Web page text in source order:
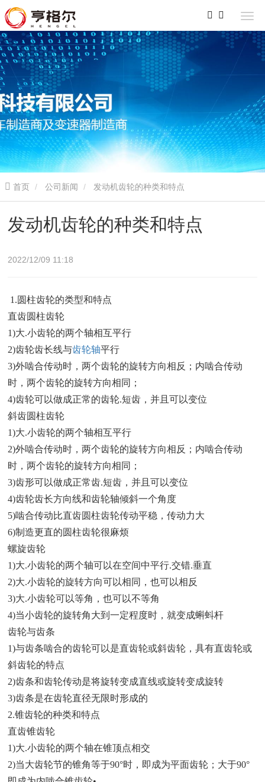
首页 公司新闻 发动机齿轮的种类和特点
发动机齿轮的种类和特点
2022/12/09 11:18
1.圆柱齿轮的类型和特点
直齿圆柱齿轮
1)大.小齿轮的两个轴相互平行
2)齿轮齿长线与齿轮轴平行
3)外啮合传动时，两个齿轮的旋转方向相反；内啮合传动
时，两个齿轮的旋转方向相同；
4)齿轮可以做成正常的齿轮.短齿，并且可以变位
斜齿圆柱齿轮
1)大.小齿轮的两个轴相互平行
2)外啮合传动时，两个齿轮的旋转方向相反；内啮合传动
时，两个齿轮的旋转方向相同；
3)齿形可以做成正常齿.短齿，并且可以变位
4)齿轮齿长方向线和齿轮轴倾斜一个角度
5)啮合传动比直齿圆柱齿轮传动平稳，传动力大
6)制造更直的圆柱齿轮很麻烦
螺旋齿轮
1)大.小齿轮的两个轴可以在空间中平行.交错.垂直
2)大.小齿轮的旋转方向可以相同，也可以相反
3)大.小齿轮可以等角，也可以不等角
4)当小齿轮的旋转角大到一定程度时，就变成蝌蚪杆
齿轮与齿条
1)与齿条啮合的齿轮可以是直齿轮或斜齿轮，具有直齿轮或
斜齿轮的特点
2)齿条和齿轮传动是将旋转变成直线或旋转变成旋转
3)齿条是在齿轮直径无限时形成的
2.锥齿轮的种类和特点
直齿锥齿轮
1)大.小齿轮的两个轴在锥顶点相交
2)当大齿轮节的锥角等于90°时，即成为平面齿轮；大于90°